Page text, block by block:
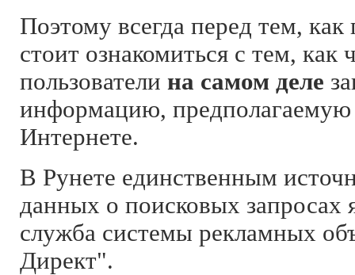
Поэтому всегда перед тем, как
стоит ознакомиться с тем, как
пользователи на самом деле
информацию,
Интернете.
В Рунете единственным
данных о поисковых запросах
служба системы рекламных
Директ".